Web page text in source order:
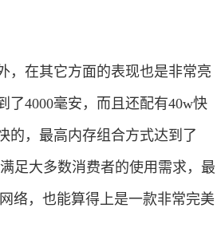
，在其它方面的表现也是非常亮
了4000毫安，而且还配有40w快
的，最高内存组合方式达到了
足大多数消费者的使用需求，最
络，也能算得上是一款非常完美